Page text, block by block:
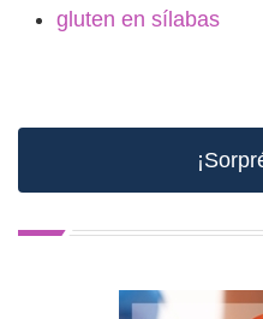
gluten en sílabas